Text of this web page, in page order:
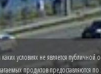
условиях не является
продуктов предоставляются